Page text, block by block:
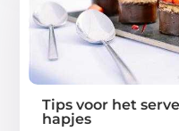
Tips voor het
hapjes